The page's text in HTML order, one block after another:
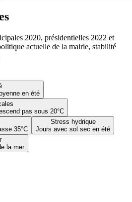
en été
pas sous 20°C
35°C
Stress hydrique
Jours avec sol sec en été
la mer
2020, présidentielles 2022 et
actuelle de la mairie, stabilité